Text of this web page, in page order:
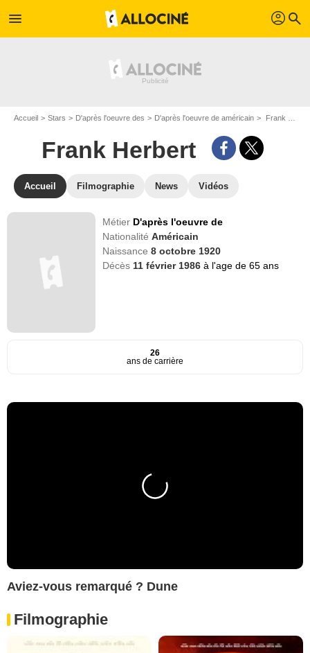
menu profil search
Accueil Stars D'après l'oeuvre des D'après l'oeuvre de américain Frank Herbert
Frank Herbert
Accueil Filmographie News Vidéos
Métier D'après l'oeuvre de
NationalitéAméricain
Naissance8 octobre 1920
Décès 11 février 1986à l'age de 65 ans
26
ans de carrière
Aviez-vous remarqué ? Dune
Filmographie